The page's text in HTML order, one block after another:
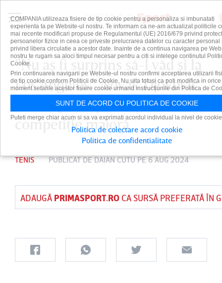
”Nu aş fi surprins să-l văd şi la
Los Angeles”. Novak Djokovic
ar mai putea participa la o
competiţie majoră
TENIS PUBLICAT DEDAIAN CUTUPE 6 AUG 2024
ADAUGĂ PRIMASPORT.ROCA SURSĂ PREFERATĂ ÎN
COMPANIA utilizeaza fisiere de tip cookie pentru a personaliza si imbunatati
experienta ta pe Website-ul nostru. Te informam ca ne-am actualizat politicile
mai recente modificari propuse de Regulamentul (UE) 2016/679 privind
persoanelor fizice in ceea ce priveste prelucrarea datelor cu caracter personal
privind libera circulatie a acestor date. Inainte de a continua navigarea pe
nostru te rugam sa aloci timpul necesar pentru a citi si intelege continutul
Cookie.
Prin continuarea navigarii pe Website-ul nostru confirmi acceptarea utilizarii
de tip cookie conform Politicii de Cookie. Nu uita totusi ca poti modifica in orice
moment setarile acestor fisiere cookie urmand instructiunile din Politica de
SUNT DE ACORD CU POLITICA DE COOKIE
Puteti merge chiar acum si sa va exprimati acordul individual la nivel de
Politica de colectare acord cookie
Politica de confidentialitate